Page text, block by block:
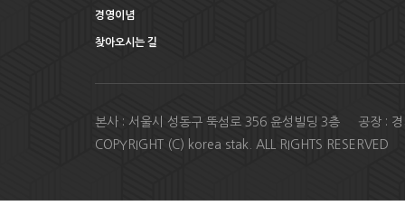
경영이념
찾아오시는 길
본사 : 서울시 성동구 뚝섬로 356 윤성빌딩 3층 공장 :
COPYRIGHT (C) korea stak. ALL RIGHTS RESERVED